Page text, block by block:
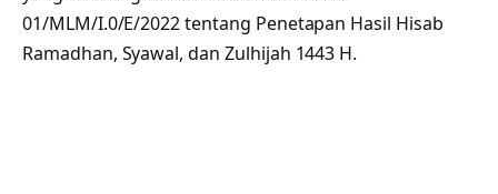
01/MLM/I.0/E/2022 tentang Penetapan Hasil Hisab
Ramadhan, Syawal, dan Zulhijah 1443 H.